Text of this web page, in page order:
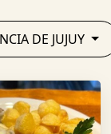
DE JUJUY